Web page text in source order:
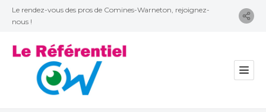
Le rendez-vous des pros de Comines-Warneton, rejoignez-
nous !